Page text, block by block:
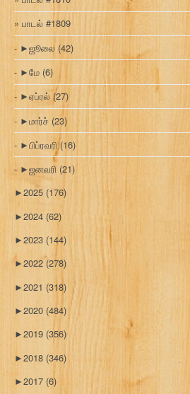
பாடல் #1809
►ஜூலை (42)
►மே (6)
►ஏப்ரல் (27)
►மார்ச் (23)
►பிப்ரவரி(16)
►ஜனவரி (21)
►2025 (176)
►2024 (62)
►2023 (144)
►2022 (278)
►2021 (318)
►2020 (484)
►2019 (356)
►2018 (346)
►2017 (6)